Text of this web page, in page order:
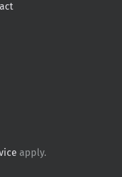
apply.